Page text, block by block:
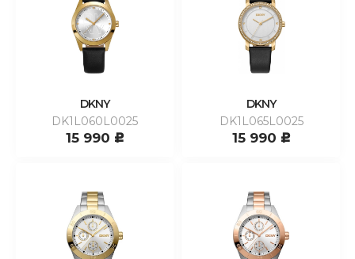
DKNY
DK1L060L0025
15 990 c
DKNY
DK1L065L0025
15 990 c